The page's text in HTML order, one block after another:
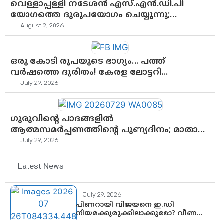
വെള്ളാപ്പള്ളി നടേശൻ എസ്.എൻ.ഡി.പി
യോഗത്തെ ദുരുപയോഗം ചെയ്യുന്നു;
ശ്രീനാരായണ പ്രസ്ഥാനത്തെ
കാർന്നുതിന്നുന്ന വിഷവിത്ത്: ഗോകുലം
August 2, 2026
ഒരു കോടി രൂപയുടെ ഭാഗ്യം… പത്ത്
വർഷത്തെ ദുരിതം! കേരള ലോട്ടറി
സംവിധാനത്തെ ചോദ്യം ചെയ്ത് കോയയുടെ
പോരാട്ടം
July 29, 2026
ഗുരുവിന്റെ പാദങ്ങളിൽ
ആത്മസമർപ്പണത്തിന്റെ പുണ്യദിനം; മാതാ
അമൃതാനന്ദമയി മഠത്തിൽ ഭക്തിസാന്ദ്രമായി
ഗുരുപൂർണിമ ആഘോഷം
July 29, 2026
Latest News
July 29, 2026
പിണറായി വിജയനെ ഇ.ഡി
നിയമക്കുരുക്കിലാക്കുമോ? വീണ